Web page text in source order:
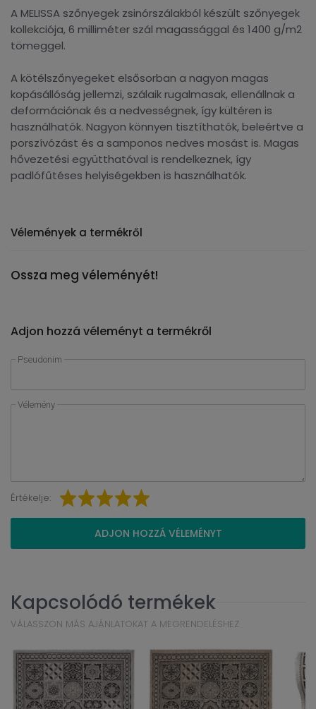
A MELISSA szőnyegek zsinórszálakból készült szőnyegek
kollekciója, 6 milliméter szál magassággal és 1400 g/m2
tömeggel.
A kötélszőnyegeket elsősorban a nagyon magas
kopásállóság jellemzi, szálaik rugalmasak, ellenállnak a
deformációnak és a nedvességnek, így kültéren is
használhatók. Nagyon könnyen tisztíthatók, beleértve a
porszívózást és a samponos nedves mosást is. Magas
hővezetési együtthatóval is rendelkeznek, így
padlófűtéses helyiségekben is használhatók.
Vélemények a termékről
Ossza meg véleményét!
Adjon hozzá véleményt a termékről
Pseudonim
Vélemény
Értékelje:
ADJON HOZZÁ VÉLEMÉNYT
Kapcsolódó termékek
VÁLASSZON MÁS AJÁNLATOKAT A MEGRENDELÉSHEZ